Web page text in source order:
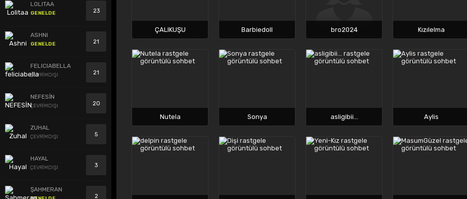
LOLITAA
GENELDE 23
ASHNI
GENELDE 21
FELICIABELLA
ÇEVRİMDIŞI 21
NEFESİN
ÇEVRİMDIŞI 20
ZUHAL
ÇEVRİMDIŞI 5
HAYAL
ÇEVRİMDIŞI 3
ŞAHMERAN
2
ÇALIKUŞU Barbiedoll bro2024 Kızılelma
Nutela Sonya asligibii... Aylis